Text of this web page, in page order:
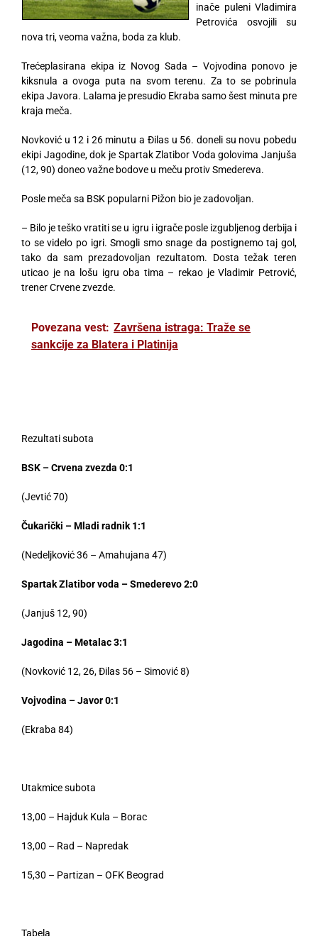
inače puleni Vladimira
Petrovića osvojili su
nova tri, veoma važna, boda za klub.
Trećeplasirana ekipa iz Novog Sada – Vojvodina ponovo je
kiksnula a ovoga puta na svom terenu. Za to se pobrinula
ekipa Javora. Lalama je presudio Ekraba samo šest minuta pre
kraja meča.
Novković u 12 i 26 minutu a Đilas u 56. doneli su novu pobedu
ekipi Jagodine, dok je Spartak Zlatibor Voda golovima Janjuša
(12, 90) doneo važne bodove u meču protiv Smedereva.
Posle meča sa BSK popularni Pižon bio je zadovoljan.
– Bilo je teško vratiti se u igru i igrače posle izgubljenog derbija i
to se videlo po igri. Smogli smo snage da postignemo taj gol,
tako da sam prezadovoljan rezultatom. Dosta težak teren
uticao je na lošu igru oba tima – rekao je Vladimir Petrović,
trener Crvene zvezde.
Povezana vest: Završena istraga: Traže se
sankcije za Blatera i Platinija
Rezultati subota
BSK – Crvena zvezda 0:1
(Jevtić 70)
Čukarički – Mladi radnik 1:1
(Nedeljković 36 – Amahujana 47)
Spartak Zlatibor voda – Smederevo 2:0
(Janjuš 12, 90)
Jagodina – Metalac 3:1
(Novković 12, 26, Đilas 56 – Simović 8)
Vojvodina – Javor 0:1
(Ekraba 84)
Utakmice subota
13,00 – Hajduk Kula – Borac
13,00 – Rad – Napredak
15,30 – Partizan – OFK Beograd
Tabela